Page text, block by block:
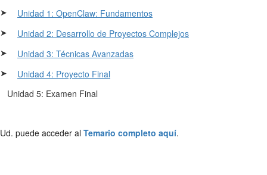
➤
Unidad 1: OpenClaw: Fundamentos
➤
Unidad 2: Desarrollo de Proyectos Complejos
➤
Unidad 3: Técnicas Avanzadas
➤
Unidad 4: Proyecto Final
Unidad 5: Examen Final
Ud. puede acceder al Temario completo aquí.